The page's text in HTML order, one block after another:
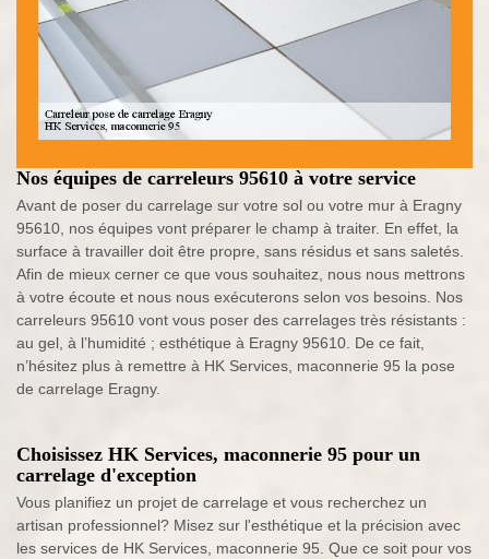
Nos équipes de carreleurs 95610 à votre service
Avant de poser du carrelage sur votre sol ou votre mur à Eragny
95610, nos équipes vont préparer le champ à traiter. En effet, la
surface à travailler doit être propre, sans résidus et sans saletés.
Afin de mieux cerner ce que vous souhaitez, nous nous mettrons
à votre écoute et nous nous exécuterons selon vos besoins. Nos
carreleurs 95610 vont vous poser des carrelages très résistants :
au gel, à l’humidité ; esthétique à Eragny 95610. De ce fait,
n’hésitez plus à remettre à HK Services, maconnerie 95 la pose
de carrelage Eragny.
Choisissez HK Services, maconnerie 95 pour un
carrelage d'exception
Vous planifiez un projet de carrelage et vous recherchez un
artisan professionnel? Misez sur l'esthétique et la précision avec
les services de HK Services, maconnerie 95. Que ce soit pour vos